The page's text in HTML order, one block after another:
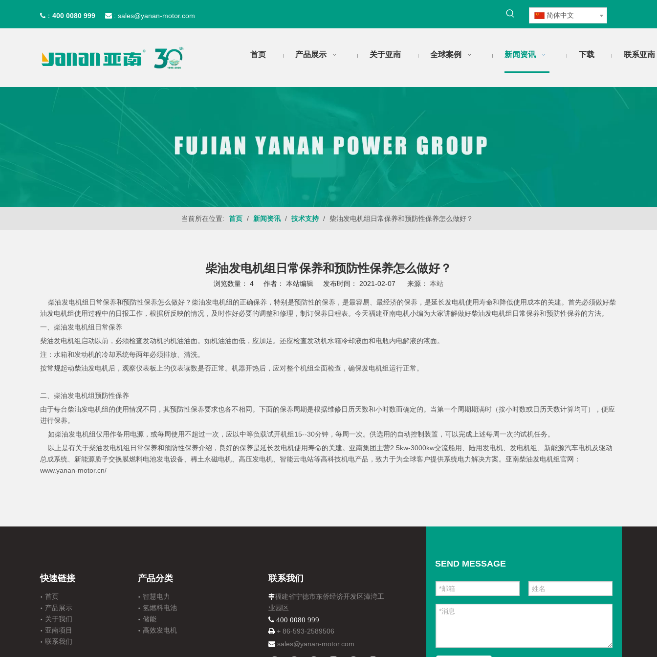
： 400 0080 999  : sales@yanan-motor.com 简体中文
首页 产品展示 关于亚南 全球案例 新闻资讯 下载 联系亚南
当前所在位置: 首页 / 新闻资讯 / 技术支持 / 柴油发电机组日常保养和预防性保养怎么做好？
柴油发电机组日常保养和预防性保养怎么做好？
浏览数量： 4 作者： 本站编辑 发布时间： 2021-02-07 来源： 本站
["wechat","weibo","qzone","douban","email"]
柴油发电机组日常保养和预防性保养怎么做好？柴油发电机组的正确保养，特别是预防性的保养，是最容易、最经济的保养，是延长发电机使用寿命和降低使用成本的关建。首先必须做好柴
油发电机组使用过程中的日报工作，根据所反映的情况，及时作好必要的调整和修理，制订保养日程表。今天福建亚南电机小编为大家讲解做好柴油发电机组日常保养和预防性保养的方法。
一、柴油发电机组日常保养
柴油发电机组启动以前，必须检查发动机的机油油面。如机油油面低，应加足。还应检查发动机水箱冷却液面和电瓶内电解液的液面。
注：水箱和发动机的冷却系统每两年必须排放、清洗。
按常规起动柴油发电机后，观察仪表板上的仪表读数是否正常。机器开热后，应对整个机组全面检查，确保发电机组运行正常。
二、柴油发电机组预防性保养
由于每台柴油发电机组的使用情况不同，其预防性保养要求也各不相同。下面的保养周期是根据维修日历天数和小时数而确定的。当第一个周期期满时（按小时数或日历天数计算均可），便应
进行保养。
如柴油发电机组仅用作备用电源，或每周使用不超过一次，应以中等负载试开机组15--30分钟，每周一次。供选用的自动控制装置，可以完成上述每周一次的试机任务。
以上是有关于柴油发电机组日常保养和预防性保养介绍，良好的保养是延长发电机使用寿命的关建。亚南集团主营2.5kw-3000kw交流船用、陆用发电机、发电机组、新能源汽车电机及驱动
总成系统、新能源质子交换膜燃料电池发电设备、稀土永磁电机、高压发电机、智能云电站等高科技机电产品，致力于为全球客户提供系统电力解决方案。亚南柴油发电机组官网：
www.yanan-motor.cn/
快速链接
首页
产品展示
关于我们
亚南项目
联系我们
产品分类
智慧电力
氢燃料电池
储能
高效发电机
联系我们
福建省宁德市东侨经济开发区漳湾工
业园区
 400 0080 999
 + 86-593-2589506
 sales@yanan-motor.com
SEND MESSAGE